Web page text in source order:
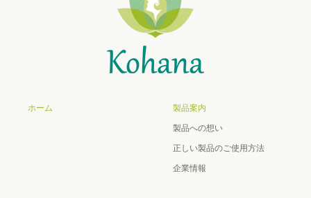
ホーム 製品案内
製品への想い
正しい製品のご使用方法
企業情報